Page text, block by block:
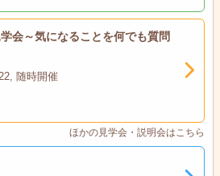
会～気になることを何でも質問
随時開催
ほかの見学会・説明会はこちら